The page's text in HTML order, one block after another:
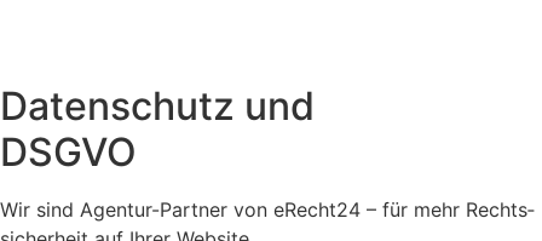
Datenschutz und
DSGVO
Wir sind Agentur-Partner von eRecht24 – für mehr Rechts­